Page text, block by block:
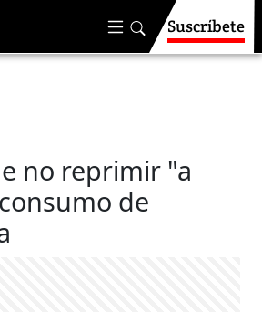
Suscríbete
no reprimir "a
de